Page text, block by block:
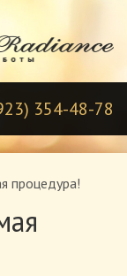
354-48-78
процедура!